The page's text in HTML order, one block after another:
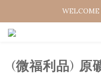
(微福利品) 原